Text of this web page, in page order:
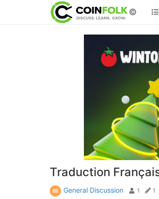
©
Traduction
General Discussion 1 1